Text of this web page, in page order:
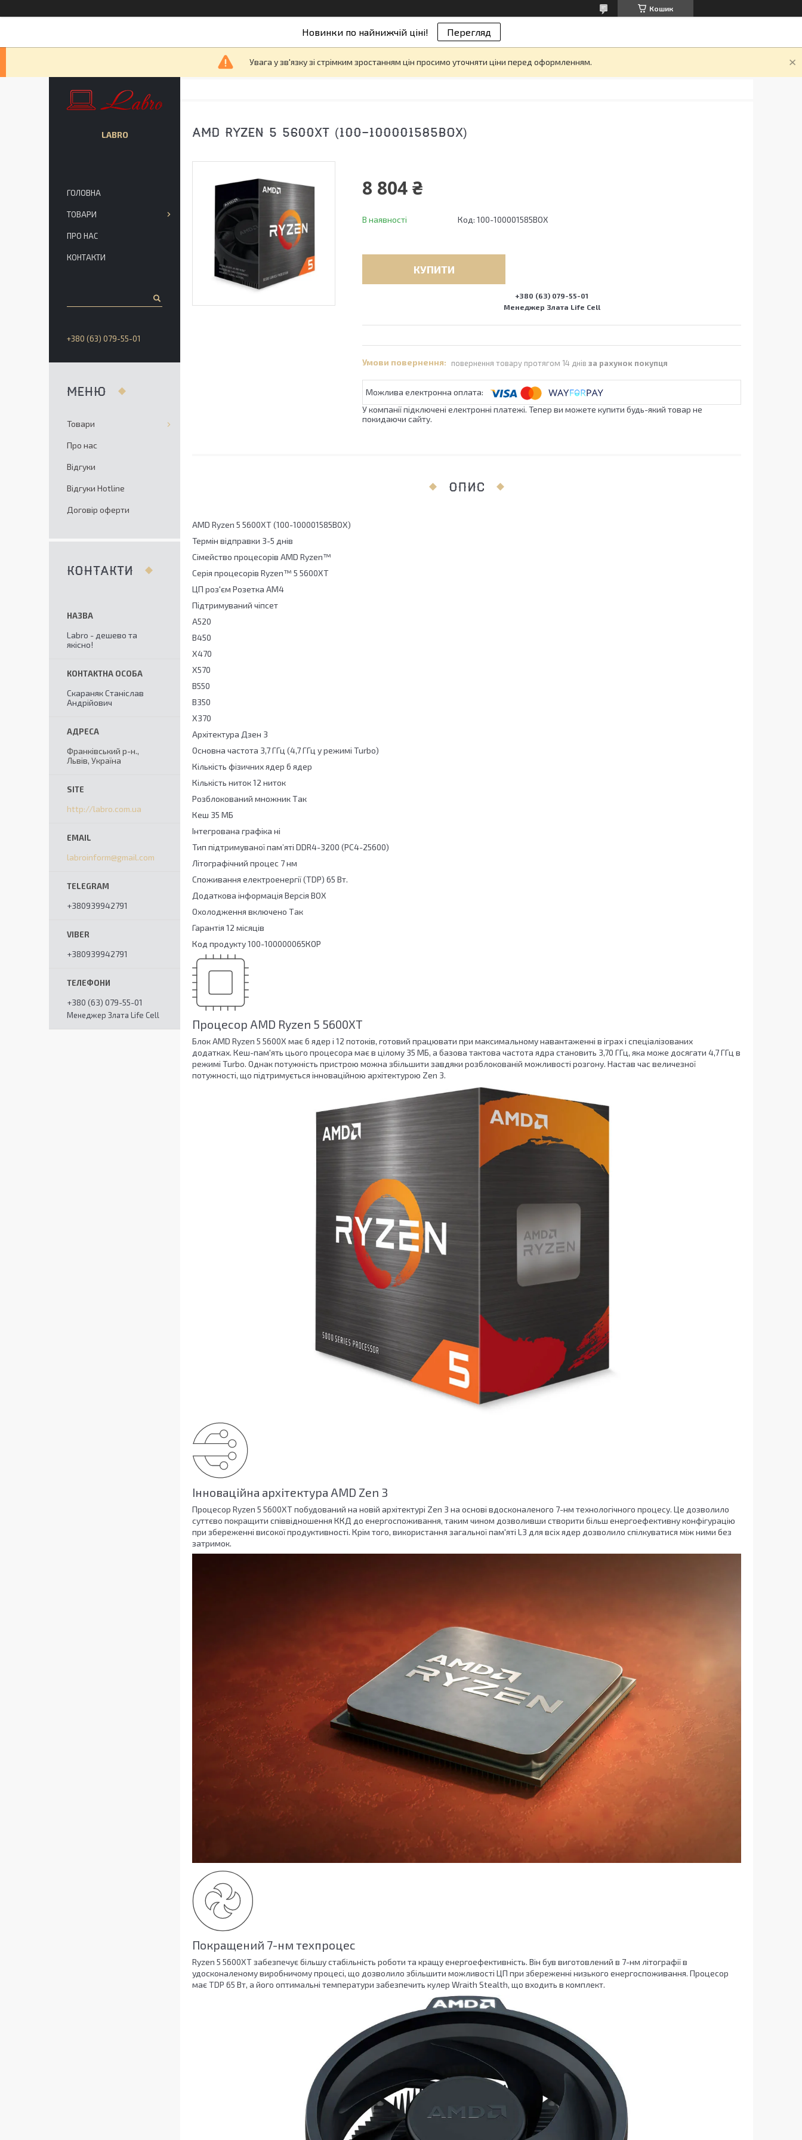
Кошик
Новинки по найнижчій ціні! Перегляд
Увага у зв'язку зі стрімким зростанням цін просимо уточняти ціни перед оформленням.
AMD RYZEN 5 5600XT (100-100001585BOX)
8 804 ₴
В наявності Код: 100-100001585BOX
КУПИТИ
+380 (63) 079-55-01
Менеджер Злата Life Cell
повернення товару протягом 14 днів за рахунок покупця
У компанії підключені електронні платежі. Тепер ви можете купити будь-який товар не
покидаючи сайту.
ОПИС
AMD Ryzen 5 5600XT (100-100001585BOX)
Термін відправки 3-5 днів
Сімейство процесорів AMD Ryzen™
Серія процесорів Ryzen™ 5 5600XT
ЦП роз'єм Розетка AM4
Підтримуваний чіпсет
A520
B450
X470
X570
B550
B350
X370
Архітектура Дзен 3
Основна частота 3,7 ГГц (4,7 ГГц у режимі Turbo)
Кількість фізичних ядер 6 ядер
Кількість ниток 12 ниток
Розблокований множник Так
Кеш 35 МБ
Інтегрована графіка ні
Тип підтримуваної пам’яті DDR4-3200 (PC4-25600)
Літографічний процес 7 нм
Споживання електроенергії (TDP) 65 Вт.
Додаткова інформація Версія BOX
Охолодження включено Так
Гарантія 12 місяців
Код продукту 100-100000065КОР
Процесор AMD Ryzen 5 5600XT
Блок AMD Ryzen 5 5600X має 6 ядер і 12 потоків, готовий працювати при максимальному навантаженні в іграх і спеціалізованих
додатках. Кеш-пам'ять цього процесора має в цілому 35 МБ, а базова тактова частота ядра становить 3,70 ГГц, яка може досягати 4,7 ГГц в
режимі Turbo. Однак потужність пристрою можна збільшити завдяки розблокованій можливості розгону. Настав час величезної
потужності, що підтримується інноваційною архітектурою Zen 3.
Інноваційна архітектура AMD Zen 3
Процесор Ryzen 5 5600XT побудований на новій архітектурі Zen 3 на основі вдосконаленого 7-нм технологічного процесу. Це дозволило
суттєво покращити співвідношення ККД до енергоспоживання, таким чином дозволивши створити більш енергоефективну конфігурацію
при збереженні високої продуктивності. Крім того, використання загальної пам'яті L3 для всіх ядер дозволило спілкуватися між ними без
затримок.
Покращений 7-нм техпроцес
Ryzen 5 5600XT забезпечує більшу стабільність роботи та кращу енергоефективність. Він був виготовлений в 7-нм літографії в
удосконаленому виробничому процесі, що дозволило збільшити можливості ЦП при збереженні низького енергоспоживання. Процесор
має TDP 65 Вт, а його оптимальні температури забезпечить кулер Wraith Stealth, що входить в комплект.
LABRO
ГОЛОВНА
ТОВАРИ
ПРО НАС
КОНТАКТИ
+380 (63) 079-55-01
Товари
Про нас
Відгуки
Відгуки Hotline
Договір оферти
КОНТАКТИ
Labro - дешево та
якісно!
Скараняк Станіслав
Андрійович
Франківський р-н.,
Львів, Україна
http://labro.com.ua
labroinform@gmail.com
+380939942791
+380939942791
+380 (63) 079-55-01
Менеджер Злата Life Cell